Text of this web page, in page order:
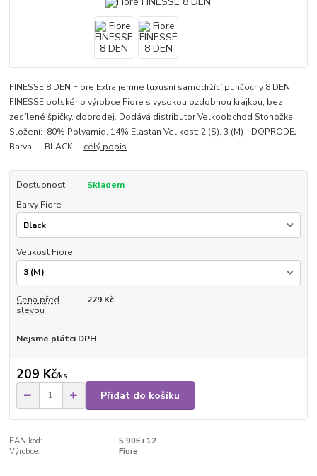
FINESSE 8 DEN Fiore Extra jemné luxusní samodržící punčochy 8 DEN
FINESSE polského výrobce Fiore s vysokou ozdobnou krajkou, bez
zesílené špičky, doprodej. Dodává distributor Velkoobchod Stonožka.
Složení: 80% Polyamid, 14% Elastan Velikost: 2 (S), 3 (M) - DOPRODEJ
Barva: BLACK celý popis
Dostupnost
Skladem
Barvy Fiore
Velikost Fiore
Cena před
slevou
279 Kč
Nejsme plátci DPH
209 Kč/ks
Přidat do košíku
EAN kód:
5,90E+12
Výrobce:
Fiore